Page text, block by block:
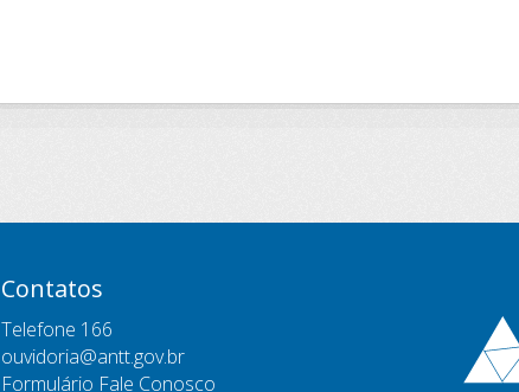
Contatos
Telefone 166
ouvidoria@antt.gov.br
Formulário Fale Conosco